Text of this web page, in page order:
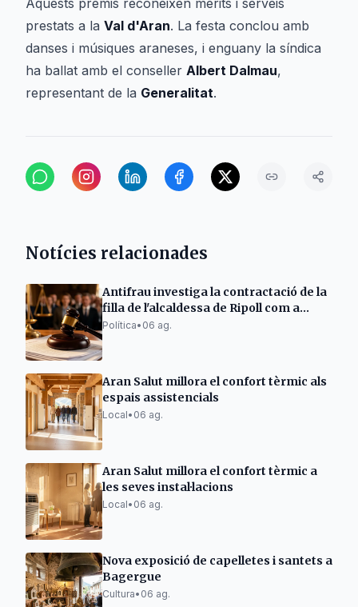
Aquests premis reconeixen mèrits i serveis
prestats a la Val d'Aran. La festa conclou amb
danses i músiques araneses, i enguany la síndica
ha ballat amb el conseller Albert Dalmau,
representant de la Generalitat.
Notícies relacionades
Antifrau investiga la contractació de la
filla de l'alcaldessa de Ripoll com a
policia
Política• 06 ag.
Aran Salut millora el confort tèrmic als
espais assistencials
Local• 06 ag.
Aran Salut millora el confort tèrmic a
les seves instal·lacions
Local• 06 ag.
Nova exposició de capelletes i santets a
Bagergue
Cultura• 06 ag.